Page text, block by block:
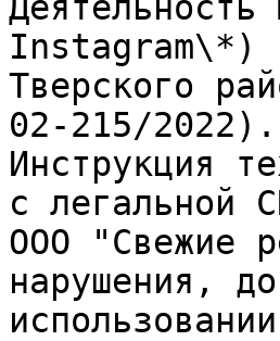
Instagram\*)
Тверского
02-215/
Инструкция
с легальной
ООО "Свежие
нарушения,